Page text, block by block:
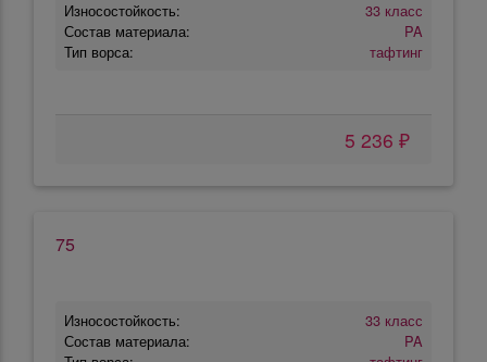
Износостойкость:
33 класс
Состав материала:
PA
Тип ворса:
тафтинг
5 236 ₽
75
Износостойкость:
33 класс
Состав материала:
PA